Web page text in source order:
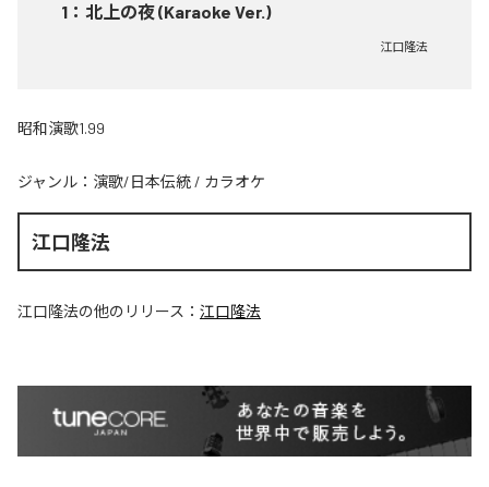
1 ： 北上の夜 (Karaoke Ver.)
江口隆法
昭和演歌1.99
ジャンル： 演歌/日本伝統 / カラオケ
江口隆法
江口隆法の他のリリース： 江口隆法